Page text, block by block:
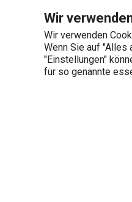
Wir
Wir verwenden
Wenn Sie auf "Alles
"Einstellungen"
für so genannte